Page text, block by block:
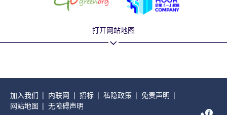
打开网站地图
加入我们 内联网 招标 私隐政策
免责声明
网站地图
无障碍声明